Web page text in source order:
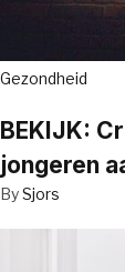
Gezondheid
BEKIJK:
jongeren
BySjors